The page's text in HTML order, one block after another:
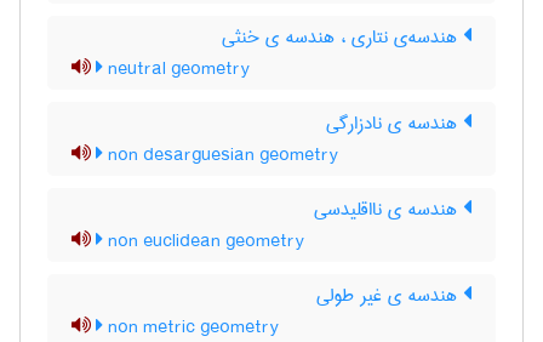
هندسه‌ی نتاری ، هندسه ی خنثی
neutral geometry
هندسه ی نادزارگی
non desarguesian geometry
هندسه ی نااقلیدسی
non euclidean geometry
هندسه ی غیر طولی
non metric geometry